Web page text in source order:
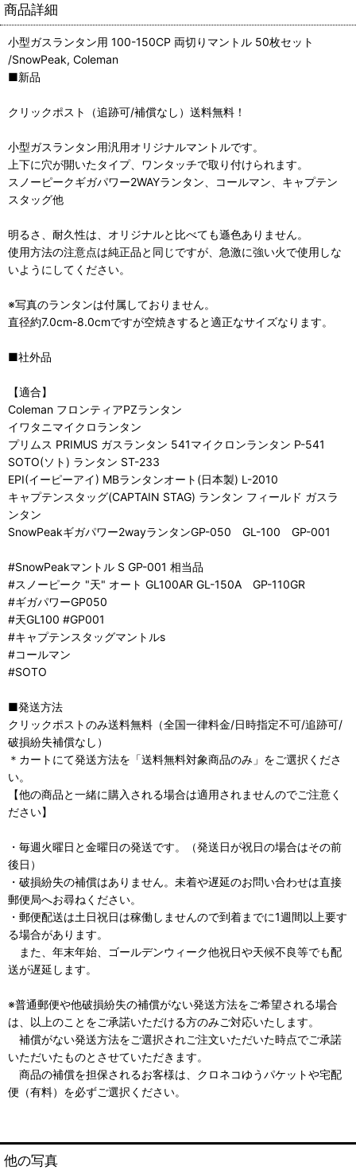
商品詳細
小型ガスランタン用 100-150CP 両切りマントル 50枚セット
/SnowPeak, Coleman
■新品
クリックポスト（追跡可/補償なし）送料無料！
小型ガスランタン用汎用オリジナルマントルです。
上下に穴が開いたタイプ、ワンタッチで取り付けられます。
スノーピークギガパワー2WAYランタン、コールマン、キャプテン
スタッグ他
明るさ、耐久性は、オリジナルと比べても遜色ありません。
使用方法の注意点は純正品と同じですが、急激に強い火で使用しな
いようにしてください。
※写真のランタンは付属しておりません。
直径約7.0cm-8.0cmですが空焼きすると適正なサイズなります。
■社外品
【適合】
Coleman フロンティアPZランタン
イワタニマイクロランタン
プリムス PRIMUS ガスランタン 541マイクロンランタン P-541
SOTO(ソト) ランタン ST-233
EPI(イーピーアイ) MBランタンオート(日本製) L-2010
キャプテンスタッグ(CAPTAIN STAG) ランタン フィールド ガスラ
ンタン
SnowPeakギガパワー2wayランタンGP-050 GL-100 GP-001
#SnowPeakマントル S GP-001 相当品
#スノーピーク "天" オート GL100AR GL-150A GP-110GR
#ギガパワーGP050
#天GL100 #GP001
#キャプテンスタッグマントルs
#コールマン
#SOTO
■発送方法
クリックポストのみ送料無料（全国一律料金/日時指定不可/追跡可/
破損紛失補償なし）
＊カートにて発送方法を「送料無料対象商品のみ」をご選択くださ
い。
【他の商品と一緒に購入される場合は適用されませんのでご注意く
ださい】
・毎週火曜日と金曜日の発送です。（発送日が祝日の場合はその前
後日）
・破損紛失の補償はありません。未着や遅延のお問い合わせは直接
郵便局へお尋ねください。
・郵便配送は土日祝日は稼働しませんので到着までに1週間以上要す
る場合があります。
また、年末年始、ゴールデンウィーク他祝日や天候不良等でも配
送が遅延します。
※普通郵便や他破損紛失の補償がない発送方法をご希望される場合
は、以上のことをご承諾いただける方のみご対応いたします。
補償がない発送方法をご選択されご注文いただいた時点でご承諾
いただいたものとさせていただきます。
商品の補償を担保されるお客様は、クロネコゆうパケットや宅配
便（有料）を必ずご選択ください。
他の写真